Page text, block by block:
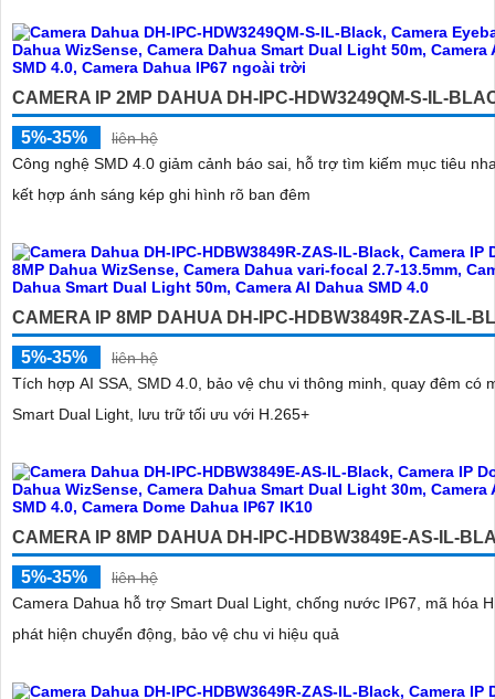
CAMERA IP 2MP DAHUA DH-IPC-HDW3249QM-S-IL-
5%-35%
liên hệ
Công nghệ SMD 4.0 giảm cảnh báo sai, hỗ trợ tìm kiếm mục tiêu
kết hợp ánh sáng kép ghi hình rõ ban đêm
CAMERA IP 8MP DAHUA DH-IPC-HDBW3849R-ZAS-IL-
5%-35%
liên hệ
Tích hợp AI SSA, SMD 4.0, bảo vệ chu vi thông minh, quay đêm có
Smart Dual Light, lưu trữ tối ưu với H.265+
CAMERA IP 8MP DAHUA DH-IPC-HDBW3849E-AS-IL-
5%-35%
liên hệ
Camera Dahua hỗ trợ Smart Dual Light, chống nước IP67, mã hóa
phát hiện chuyển động, bảo vệ chu vi hiệu quả